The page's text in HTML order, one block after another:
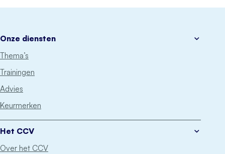
Onze diensten
Thema’s
Trainingen
Advies
Keurmerken
Het CCV
Over het CCV